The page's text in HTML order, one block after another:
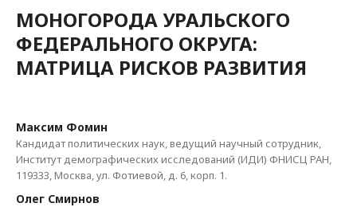
МОНОГОРОДА УРАЛЬСКОГО
ФЕДЕРАЛЬНОГО ОКРУГА:
МАТРИЦА РИСКОВ РАЗВИТИЯ
Максим Фомин
Кандидат политических наук, ведущий научный сотрудник,
Институт демографических исследований (ИДИ) ФНИСЦ РАН,
119333, Москва, ул. Фотиевой, д. 6, корп. 1.
Олег Смирнов